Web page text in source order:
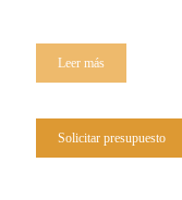
Leer más
Solicitar presupuesto